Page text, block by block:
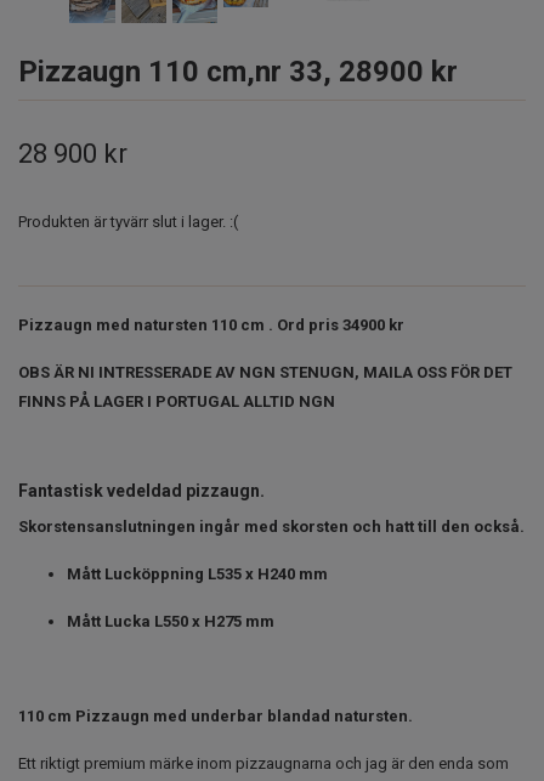
Pizzaugn 110 cm,nr 33, 28900 kr
28 900 kr
Produkten är tyvärr slut i lager. :(
Pizzaugn med natursten 110 cm . Ord pris 34900 kr
OBS ÄR NI INTRESSERADE AV NGN STENUGN, MAILA OSS FÖR DET
FINNS PÅ LAGER I PORTUGAL ALLTID NGN
Fantastisk vedeldad pizzaugn.
Skorstensanslutningen ingår med skorsten och hatt till den också.
Mått Lucköppning L535 x H240 mm
Mått Lucka L550 x H275 mm
110 cm Pizzaugn med underbar blandad natursten.
Ett riktigt premium märke inom pizzaugnarna och jag är den enda som